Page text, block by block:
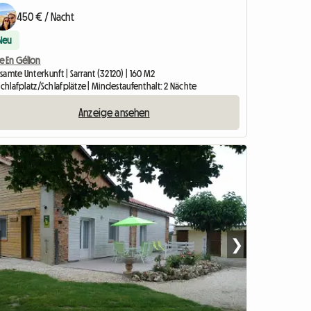
450 € / Nacht
En Gélion
Unterkunft | Sarrant (32120) | 160 M2
Schlafplätze | Mindestaufenthalt: 2 Nächte
Anzeige ansehen
❯